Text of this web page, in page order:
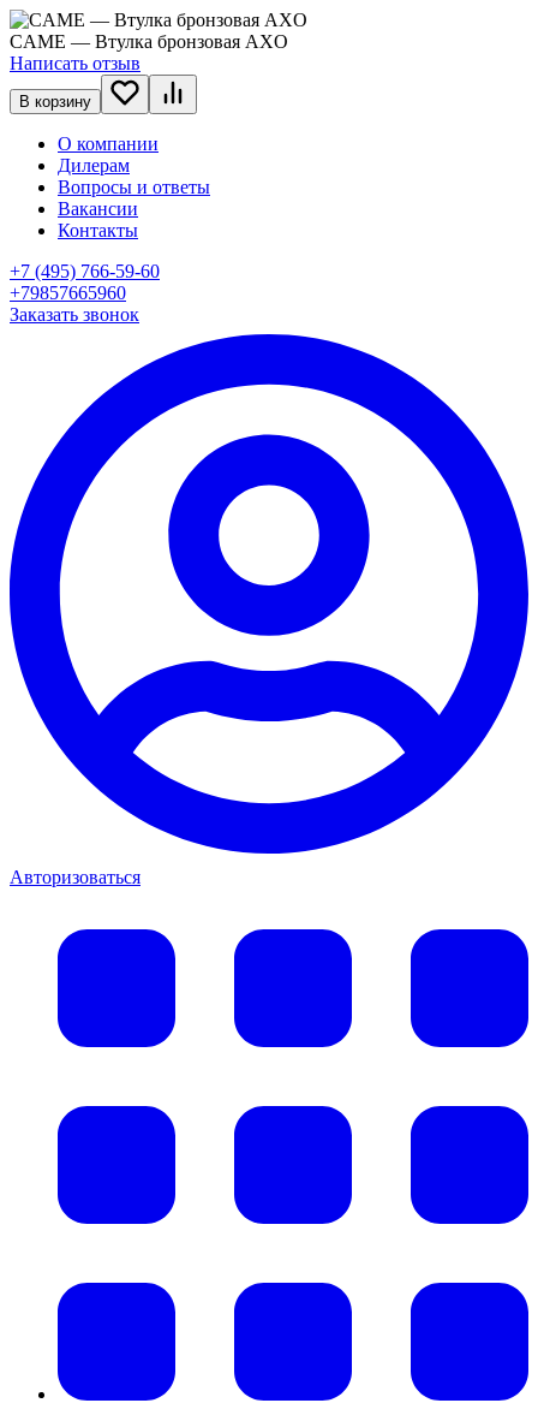
CAME — Втулка бронзовая AXO
Написать отзыв
В корзину
О компании
Дилерам
Вопросы и ответы
Вакансии
Контакты
+7 (495) 766-59-60
+79857665960
Заказать звонок
Авторизоваться